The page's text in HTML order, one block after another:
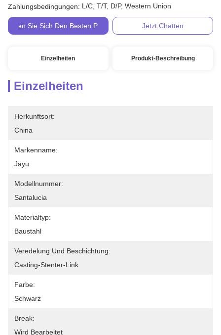
Zahlungsbedingungen: L/C, T/T, D/P, Western Union
Holen Sie Sich Den Besten Preis Jetzt Chatten
Einzelheiten Produkt-Beschreibung
Einzelheiten
Herkunftsort:
China
Markenname:
Jayu
Modellnummer:
Santalucia
Materialtyp:
Baustahl
Veredelung Und Beschichtung:
Casting-Stenter-Link
Farbe:
Schwarz
Break:
Wird Bearbeitet